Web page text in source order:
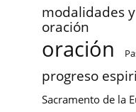
modalidades
oración
oración
progreso
Sacramento de la